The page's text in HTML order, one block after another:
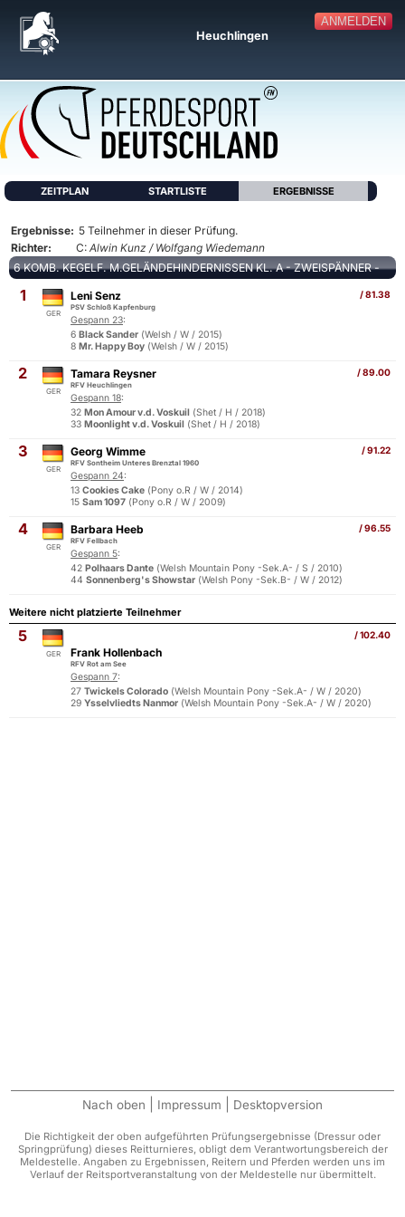
ANMELDEN
Heuchlingen
ZEITPLAN STARTLISTE ERGEBNISSE
Ergebnisse: 5 Teilnehmer in dieser Prüfung.
Richter:
C: Alwin Kunz / Wolfgang Wiedemann
6 KOMB. KEGELF. M.GELÄNDEHINDERNISSEN KL. A - ZWEISPÄNNER -
1
GER
/ 81.38
Leni Senz
PSV Schloß Kapfenburg
Gespann 23:
6 Black Sander (Welsh / W / 2015)
8 Mr. Happy Boy (Welsh / W / 2015)
2
GER
/ 89.00
Tamara Reysner
RFV Heuchlingen
Gespann 18:
32 Mon Amour v.d. Voskuil (Shet / H / 2018)
33 Moonlight v.d. Voskuil (Shet / H / 2018)
3
GER
/ 91.22
Georg Wimme
RFV Sontheim Unteres Brenztal 1960
Gespann 24:
13 Cookies Cake (Pony o.R / W / 2014)
15 Sam 1097 (Pony o.R / W / 2009)
4
GER
/ 96.55
Barbara Heeb
RFV Fellbach
Gespann 5:
42 Polhaars Dante (Welsh Mountain Pony -Sek.A- / S / 2010)
44 Sonnenberg's Showstar (Welsh Pony -Sek.B- / W / 2012)
Weitere nicht platzierte Teilnehmer
5
GER
/ 102.40
Frank Hollenbach
RFV Rot am See
Gespann 7:
27 Twickels Colorado (Welsh Mountain Pony -Sek.A- / W / 2020)
29 Ysselvliedts Nanmor (Welsh Mountain Pony -Sek.A- / W / 2020)
Nach oben Impressum Desktopversion
Die Richtigkeit der oben aufgeführten Prüfungsergebnisse (Dressur oder
Springprüfung) dieses Reitturnieres, obligt dem Verantwortungsbereich der
Meldestelle. Angaben zu Ergebnissen, Reitern und Pferden werden uns im
Verlauf der Reitsportveranstaltung von der Meldestelle nur übermittelt.